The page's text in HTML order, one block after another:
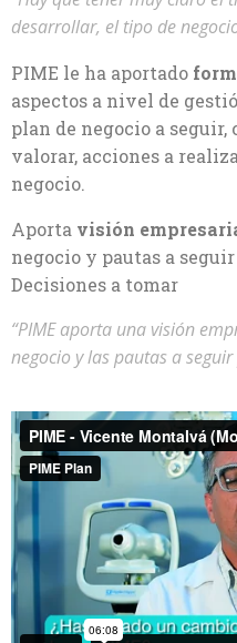
desarrollar, el tipo de
PIME le ha aportado
aspectos a nivel de
plan de negocio a seguir,
valorar, acciones a
negocio.
Aporta visión
negocio y pautas a
Decisiones a tomar
“PIME aporta una visión
negocio y las pautas a